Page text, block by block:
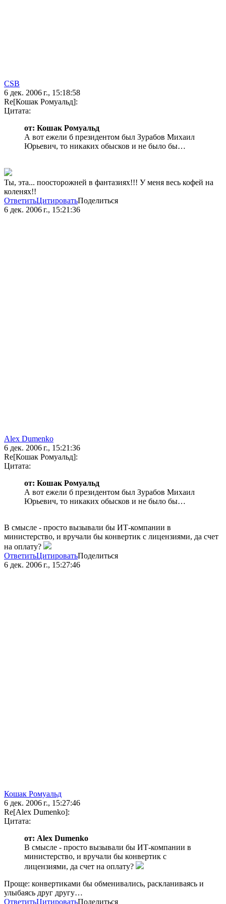
CSB
6 дек. 2006 г., 15:18:58
Re[Кошак Ромуальд]:
Цитата:
от: Кошак Ромуальд
А вот ежели б президентом был Зурабов Михаил
Юрьевич, то никаких обысков и не было бы…
Ты, эта... поосторожней в фантазиях!!! У меня весь кофей на
коленях!!
ОтветитьЦитироватьПоделиться
6 дек. 2006 г., 15:21:36
Alex Dumenko
6 дек. 2006 г., 15:21:36
Re[Кошак Ромуальд]:
Цитата:
от: Кошак Ромуальд
А вот ежели б президентом был Зурабов Михаил
Юрьевич, то никаких обысков и не было бы…
В смысле - просто вызывали бы ИТ-компании в
министерство, и вручали бы конвертик с лицензиями, да счет
на оплату?
ОтветитьЦитироватьПоделиться
6 дек. 2006 г., 15:27:46
Кошак Ромуальд
6 дек. 2006 г., 15:27:46
Re[Alex Dumenko]:
Цитата:
от: Alex Dumenko
В смысле - просто вызывали бы ИТ-компании в
министерство, и вручали бы конвертик с
лицензиями, да счет на оплату?
Проще: конвертиками бы обменивались, раскланиваясь и
улыбаясь друг другу…
ОтветитьЦитироватьПоделиться